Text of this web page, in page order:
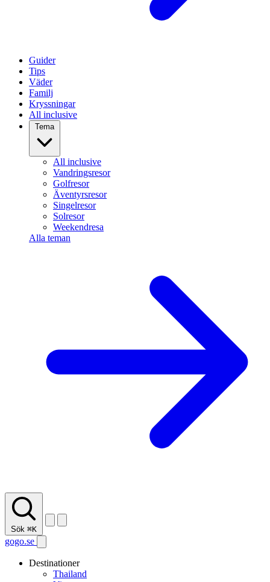
Guider
Tips
Väder
Familj
Kryssningar
All inclusive
Tema
All inclusive
Vandringsresor
Golfresor
Äventyrsresor
Singelresor
Solresor
Weekendresa
Alla teman
Sök ⌘K
gogo.se
Destinationer
Thailand